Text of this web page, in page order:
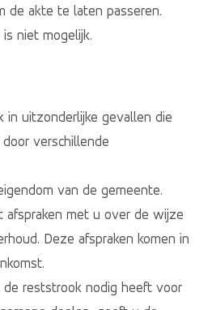
de akte te laten passeren.
niet mogelijk.
in uitzonderlijke gevallen die
verschillende
van de gemeente.
afspraken met u over de wijze
Deze afspraken komen in
de reststrook nodig heeft voor